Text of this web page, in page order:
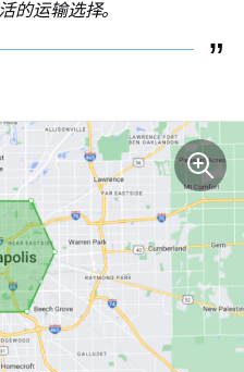
的运输选择。